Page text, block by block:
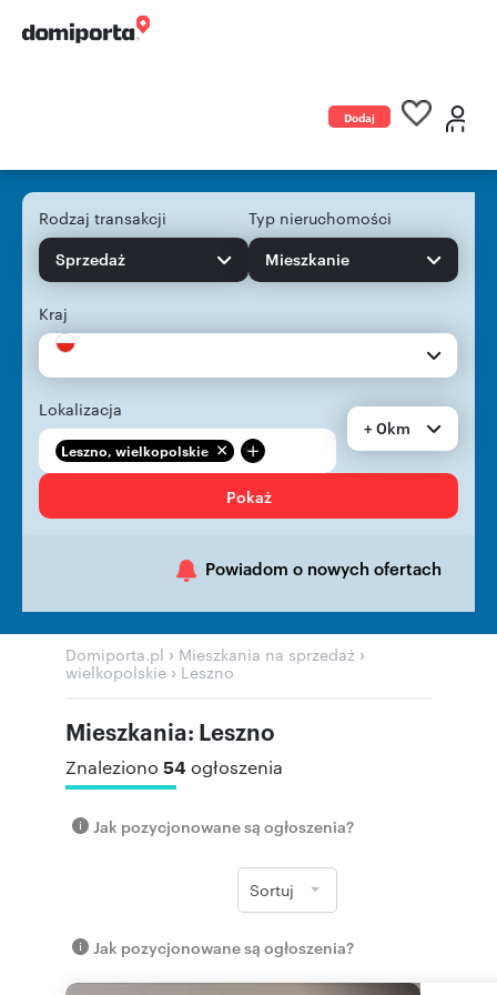
Dodaj
Rodzaj transakcji
Sprzedaż
Typ nieruchomości
Mieszkanie
Kraj
Lokalizacja
Leszno, wielkopolskie +
+ 0km
Pokaż
Powiadom o nowych ofertach
Domiporta.pl › Mieszkania na sprzedaż ›
wielkopolskie › Leszno
Mieszkania: Leszno
Znaleziono 54ogłoszenia
Jak pozycjonowane są ogłoszenia?
Sortuj
Jak pozycjonowane są ogłoszenia?